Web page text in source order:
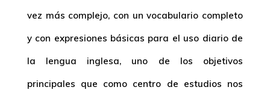
vez más complejo, con un vocabulario completo
y con expresiones básicas para el uso diario de
la lengua inglesa, uno de los objetivos
principales que como centro de estudios nos